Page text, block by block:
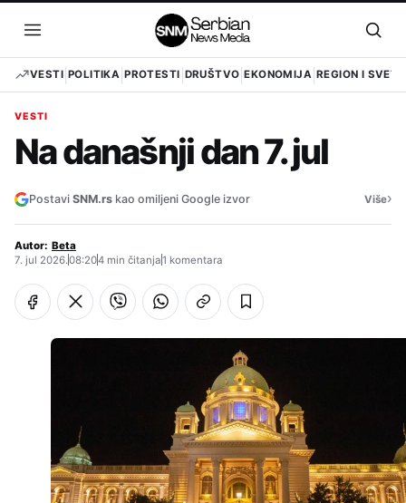
sadržaj
Otvori
meni
VESTI POLITIKA PROTESTI DRUŠTVO EKONOMIJA REGION I SVET
VESTI
Na današnji dan 7. jul
Postavi SNM.rs kao omiljeni Google izvor Više›
Autor: Beta
7. jul 2026.08:204 min čitanja1 komentara